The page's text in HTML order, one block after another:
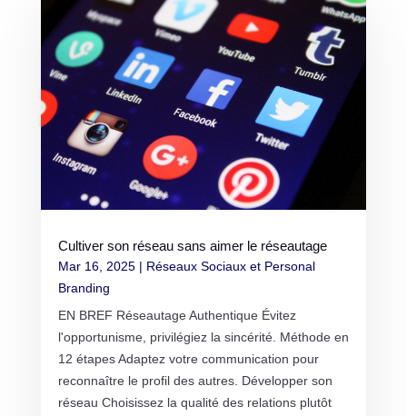
Cultiver son réseau sans aimer le réseautage
Mar 16, 2025| Réseaux Sociaux et Personal
Branding
EN BREF Réseautage Authentique Évitez
l'opportunisme, privilégiez la sincérité. Méthode en
12 étapes Adaptez votre communication pour
reconnaître le profil des autres. Développer son
réseau Choisissez la qualité des relations plutôt